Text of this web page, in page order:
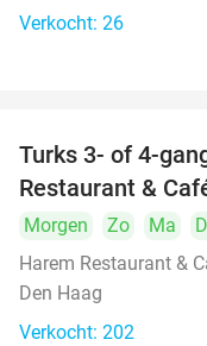
Verkocht: 26
Turks 3- of 4-
Restaurant &
Morgen Zo Ma
Harem Restaurant &
Den Haag
Verkocht: 202